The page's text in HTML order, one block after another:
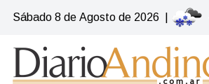
Sábado 8 de Agosto de 2026